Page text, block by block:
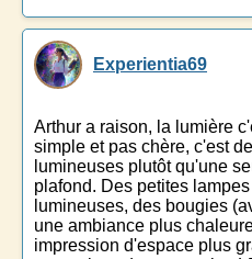
Experientia69
Arthur a raison, la lumière
simple et pas chère, c'est
lumineuses plutôt qu'une
plafond. Des petites
lumineuses, des bougies
une ambiance plus
impression d'espace plus